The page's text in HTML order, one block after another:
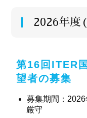
2026年度
第16回ITER
望者の募集
募集期間：
厳守